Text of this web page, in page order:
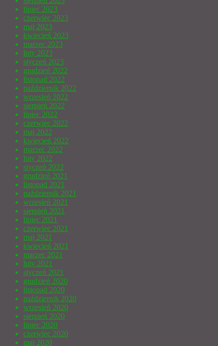
lipiec 2023
czerwiec 2023
maj 2023
kwiecień 2023
marzec 2023
luty 2023
styczeń 2023
grudzień 2022
listopad 2022
październik 2022
wrzesień 2022
sierpień 2022
lipiec 2022
czerwiec 2022
maj 2022
kwiecień 2022
marzec 2022
luty 2022
styczeń 2022
grudzień 2021
listopad 2021
październik 2021
wrzesień 2021
sierpień 2021
lipiec 2021
czerwiec 2021
maj 2021
kwiecień 2021
marzec 2021
luty 2021
styczeń 2021
grudzień 2020
listopad 2020
październik 2020
wrzesień 2020
sierpień 2020
lipiec 2020
czerwiec 2020
maj 2020